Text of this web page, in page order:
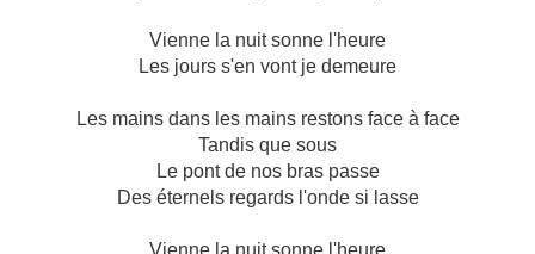
Vienne la nuit sonne l'heure
Les jours s'en vont je demeure
Les mains dans les mains restons face à face
Tandis que sous
Le pont de nos bras passe
Des éternels regards l'onde si lasse